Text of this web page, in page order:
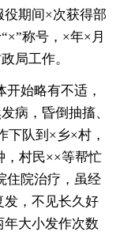
役期间×次获得部
称号，×年×月
局工作。
始略有不适，
病，昏倒抽搐、
下队到×乡×村，
，村民××等帮忙
住院治疗，虽经
发，不见长久好
大小发作次数